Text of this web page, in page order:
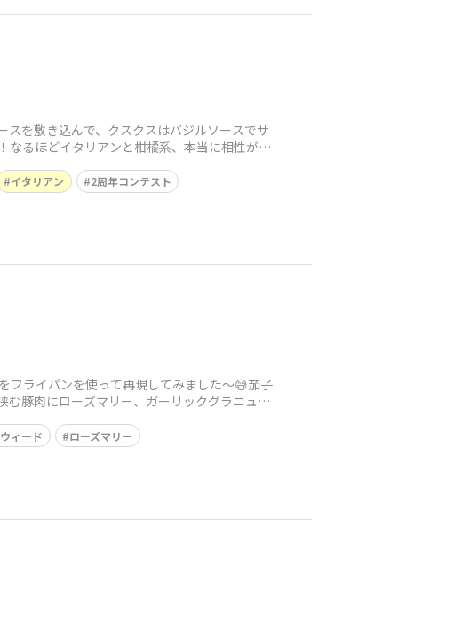
を敷き込んで、クスクスはバジルソースでサ
なるほどイタリアンと柑橘系、本当に相性がい
イタリアン 2周年コンテスト
フライパンを使って再現してみました〜😅茄子
豚肉にローズマリー、ガーリックグラニュー
ィード ローズマリー